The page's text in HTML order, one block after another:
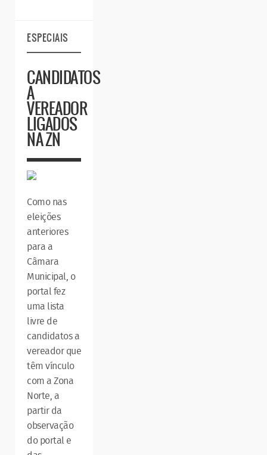
ESPECIAIS
CANDIDATOS
A
VEREADOR
LIGADOS
NA ZN
Como nas
eleições
anteriores
para a
Câmara
Municipal, o
portal fez
uma lista
livre de
candidatos a
vereador que
têm vínculo
com a Zona
Norte, a
partir da
observação
do portal e